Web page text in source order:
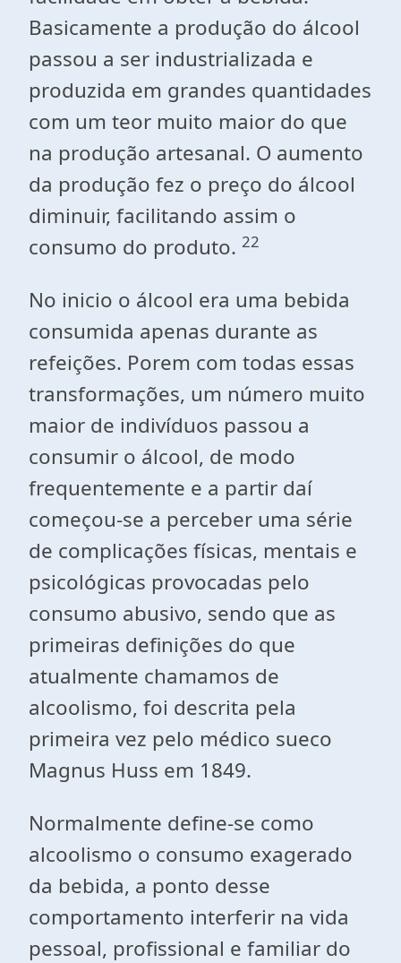
Basicamente a produção do álcool
passou a ser industrializada e
produzida em grandes quantidades
com um teor muito maior do que
na produção artesanal. O aumento
da produção fez o preço do álcool
diminuir, facilitando assim o
consumo do produto. 22
No inicio o álcool era uma bebida
consumida apenas durante as
refeições. Porem com todas essas
transformações, um número muito
maior de indivíduos passou a
consumir o álcool, de modo
frequentemente e a partir daí
começou-se a perceber uma série
de complicações físicas, mentais e
psicológicas provocadas pelo
consumo abusivo, sendo que as
primeiras definições do que
atualmente chamamos de
alcoolismo, foi descrita pela
primeira vez pelo médico sueco
Magnus Huss em 1849.
Normalmente define-se como
alcoolismo o consumo exagerado
da bebida, a ponto desse
comportamento interferir na vida
pessoal, profissional e familiar do